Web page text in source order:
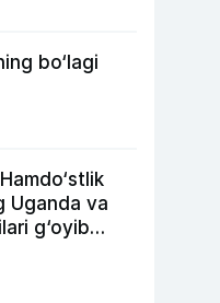
bo‘lagi
Uganda va
g‘oyib